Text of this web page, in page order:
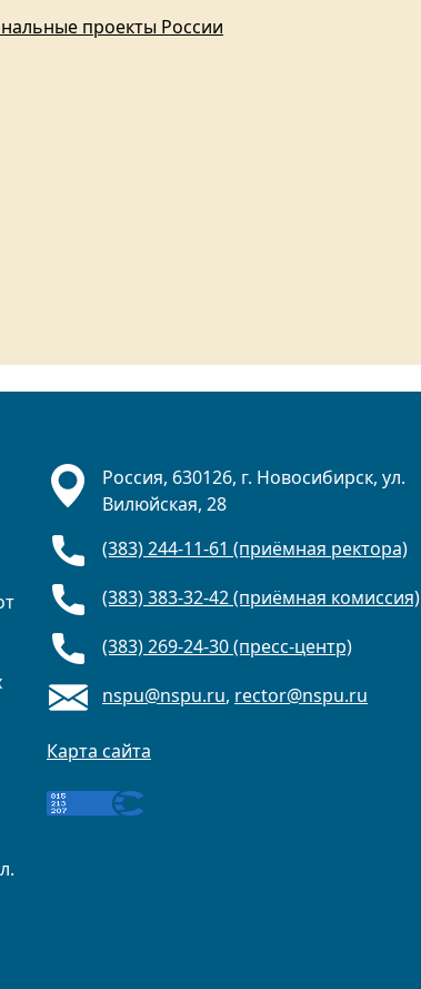
проекты России
Россия, 630126, г. Новосибирск, ул.
Вилюйская, 28
(383) 244-11-61 (приёмная ректора)
(383) 383-32-42 (приёмная комиссия)
(383) 269-24-30 (пресс-центр)
nspu@nspu.ru, rector@nspu.ru
Карта сайта